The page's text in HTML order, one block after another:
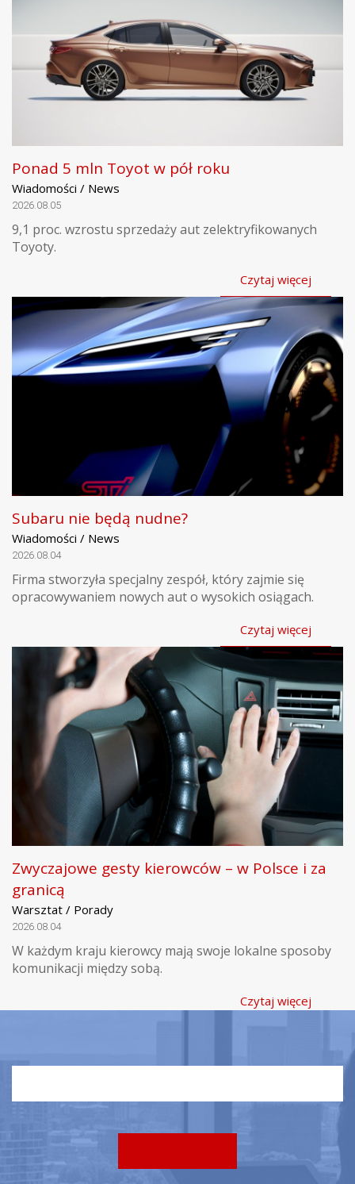
Ponad 5 mln Toyot w pół roku
Wiadomości / News
2026.08.05
9,1 proc. wzrostu sprzedaży aut zelektryfikowanych
Toyoty.
Czytaj więcej
Subaru nie będą nudne?
Wiadomości / News
2026.08.04
Firma stworzyła specjalny zespół, który zajmie się
opracowywaniem nowych aut o wysokich osiągach.
Czytaj więcej
Zwyczajowe gesty kierowców – w Polsce i za
granicą
Warsztat / Porady
2026.08.04
W każdym kraju kierowcy mają swoje lokalne sposoby
komunikacji między sobą.
Czytaj więcej